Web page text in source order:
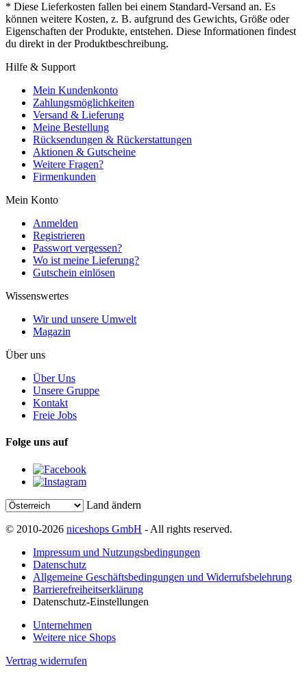
* Diese Lieferkosten fallen bei einem Standard-Versand an. Es
können weitere Kosten, z. B. aufgrund des Gewichts, Größe oder
Eigenschaften der Produkte, entstehen. Diese Informationen findest
du direkt in der Produktbeschreibung.
Hilfe & Support
Mein Kundenkonto
Zahlungsmöglichkeiten
Versand & Lieferung
Meine Bestellung
Rücksendungen & Rückerstattungen
Aktionen & Gutscheine
Weitere Fragen?
Firmenkunden
Mein Konto
Anmelden
Registrieren
Passwort vergessen?
Wo ist meine Lieferung?
Gutschein einlösen
Wissenswertes
Wir und unsere Umwelt
Magazin
Über uns
Über Uns
Unsere Gruppe
Kontakt
Freie Jobs
Folge uns auf
Land ändern
© 2010-2026 niceshops GmbH - All rights reserved.
Impressum und Nutzungsbedingungen
Datenschutz
Allgemeine Geschäftsbedingungen und Widerrufsbelehrung
Barrierefreiheitserklärung
Datenschutz-Einstellungen
Unternehmen
Weitere nice Shops
Vertrag widerrufen